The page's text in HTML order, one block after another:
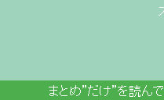
まとめ”だけ”を読ん